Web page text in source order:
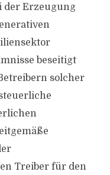
der Erzeugung
beseitigt
solcher
Treiber für den